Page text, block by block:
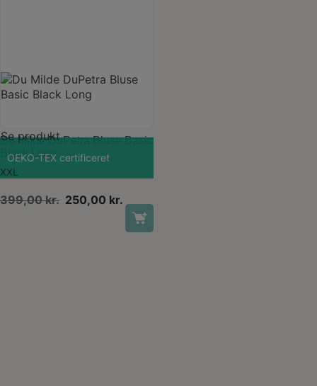
OEKO-TEX certificeret
Se produkthar
flere
Mulighederne
kan
Du Milde DuPetra Bluse Basic
Black Long
XXL
399,00kr. Den
250,00 kr.
aktuelle
pris